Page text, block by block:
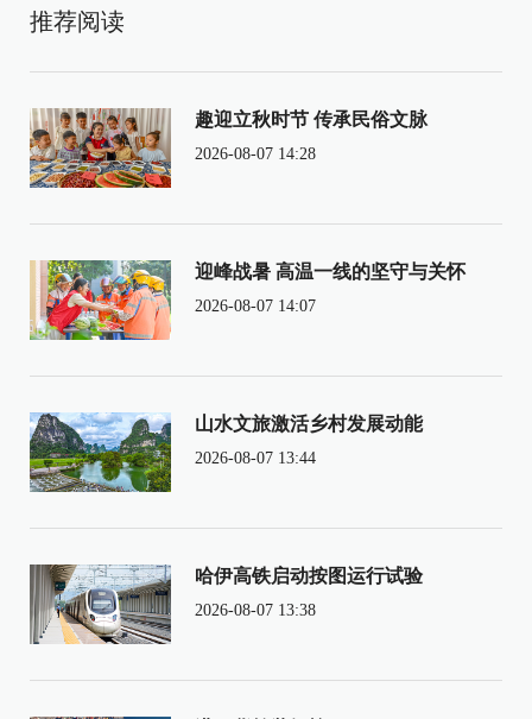
推荐阅读
趣迎立秋时节 传承民俗文脉
2026-08-07 14:28
迎峰战暑 高温一线的坚守与关怀
2026-08-07 14:07
山水文旅激活乡村发展动能
2026-08-07 13:44
哈伊高铁启动按图运行试验
2026-08-07 13:38